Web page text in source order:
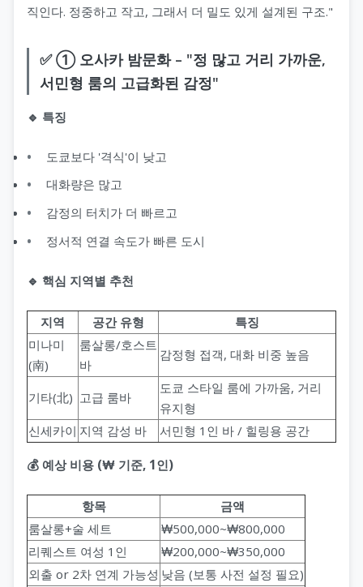
부산오피(부산op)
제주오피(제주op)
서울오피(서울op)
대전오피(대전op)
세종오피(세종op)
오피가이드
부산달리기(부달)
헬로밤
오피뷰
스포츠마사지
직인다. 정중하고 작고, 그래서 더 밀도 있게 설계된 구조."
✅ ① 오사카 밤문화 – "정 많고 거리 가까운,
서민형 룸의 고급화된 감정"
🔹 특징
도쿄보다 '격식'이 낮고
대화량은 많고
감정의 터치가 더 빠르고
정서적 연결 속도가 빠른 도시
🔹 핵심 지역별 추천
지역 공간 유형
특징
미나미
(南)
룸살롱/호스트
바
감정형 접객, 대화 비중 높음
기타(北) 고급 룸바
도쿄 스타일 룸에 가까움, 거리
유지형
신세카이 지역 감성 바 서민형 1인 바 / 힐링용 공간
💰 예상 비용 (₩ 기준, 1인)
항목
금액
룸살롱+술 세트
₩500,000~₩800,000
리퀘스트 여성 1인
₩200,000~₩350,000
외출 or 2차 연계 가능성 낮음 (보통 사전 설정 필요)